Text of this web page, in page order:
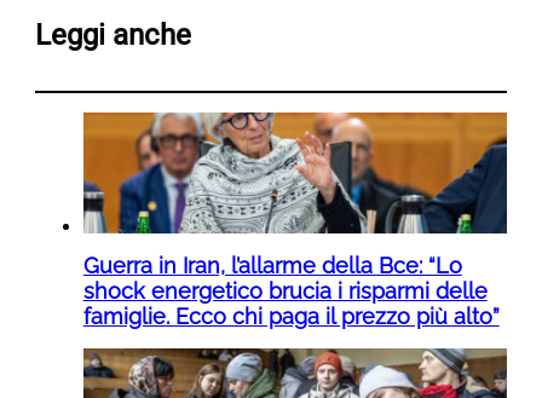
Leggi anche
Guerra in Iran, l’allarme della Bce: “Lo
shock energetico brucia i risparmi delle
famiglie. Ecco chi paga il prezzo più alto”